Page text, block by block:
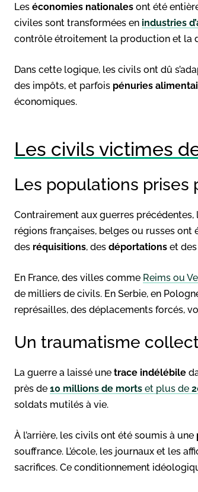
Les économies nationales ont été
civiles sont transformées en industries
contrôle étroitement la production et la
Dans cette logique, les civils ont dû
des impôts, et parfois pénuries
économiques.
Les civils victimes
Les populations prises
Contrairement aux guerres
régions françaises, belges ou russes ont
des réquisitions, des déportations et des
En France, des villes comme Reims ou
de milliers de civils. En Serbie, en
représailles, des déplacements forcés,
Un traumatisme
La guerre a laissé une trace indélébile
près de 10 millions de morts et plus de
soldats mutilés à vie.
À l’arrière, les civils ont été soumis à une
souffrance. L’école, les journaux et les
sacrifices. Ce conditionnement